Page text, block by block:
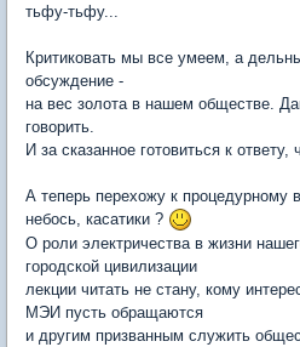
тьфу-тьфу...
Критиковать мы все умеем, а
обсуждение -
на вес золота в нашем обществе.
говорить.
И за сказанное готовиться к ответу,
А теперь перехожу к процедурному
небось, касатики ?
О роли электричества в жизни
городской цивилизации
лекции читать не стану, кому
МЭИ пусть обращаются
и другим призванным служить